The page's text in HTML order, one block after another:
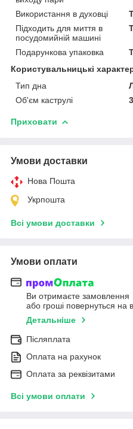
Використання в духовці
Підходить для миття в
посудомийній машині
Подарункова упаковка
Користувальницькі
Тип дна
Об'єм каструлі
Приховати
Умови доставки
Нова Пошта
Укрпошта
Всі умови доставки
Умови оплати
Ви отримаєте замовлення
або гроші повернуться на
Детальніше
Післяплата
Оплата на рахунок
Оплата за реквізитами
Всі умови оплати